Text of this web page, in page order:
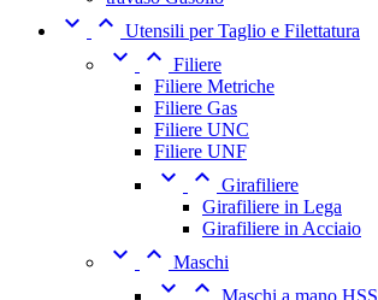
  Utensili per Taglio e Filettatura
  Filiere
Filiere Metriche
Filiere Gas
Filiere UNC
Filiere UNF
  Girafiliere
Girafiliere in Lega
Girafiliere in Acciaio
  Maschi
  Maschi a mano HSS